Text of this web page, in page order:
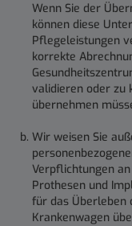
Wenn Sie der
können diese
Pflegeleistungen
korrekte
validieren oder zu
übernehmen
Wir weisen Sie
Verpflichtungen
Prothesen und
für das Überleben
Krankenwagen